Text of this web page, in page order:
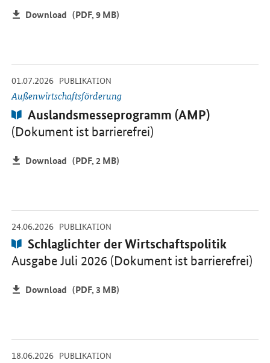
Download (PDF, 9 MB)
01.07.2026 -
PUBLIKATION
Außenwirtschaftsförderung
Publikation:
Auslandsmesseprogramm (AMP)
(Dokument ist barrierefrei)
Download (PDF, 2 MB)
Öffnet PDF "Auslandsmesseprogramm (AMP)" in neuem Fenster.
24.06.2026 -
PUBLIKATION
Publikation:
Schlaglichter der Wirtschaftspolitik
Ausgabe Juli 2026 (Dokument ist barrierefrei)
Download (PDF, 3 MB)
Öffnet PDF "Schlaglichter der Wirtschaftspolitik" in neuem
18.06.2026 -
PUBLIKATION
Öffnet PDF " Luftfahrtstrategie der Bundesregierung " in neuem